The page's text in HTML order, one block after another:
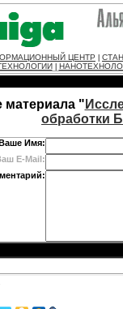
ЦЕНТР
материала "
обработки
Ваше Имя:
E-Mail: